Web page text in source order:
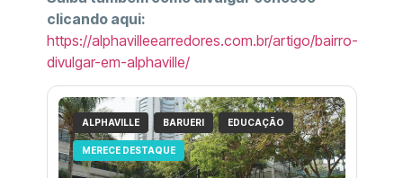
clicando aqui:
https://alphavilleearredores.com.br/artigo/bairro-
divulgar-em-alphaville/
ALPHAVILLE BARUERI EDUCAÇÃO
MERECE DESTAQUE